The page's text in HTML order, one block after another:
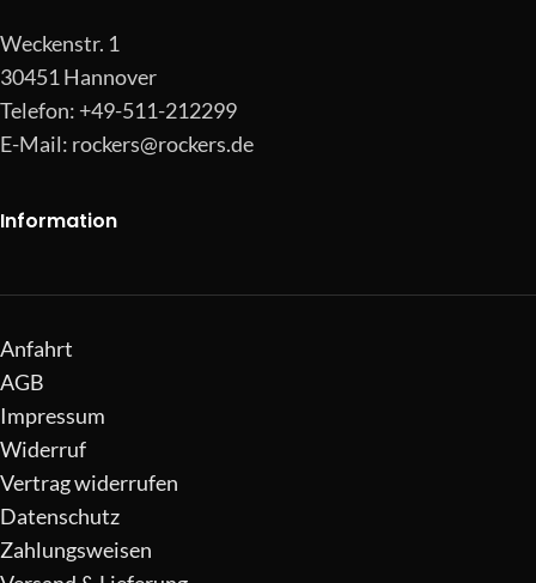
Weckenstr. 1
30451 Hannover
Telefon: +49-511-212299
E-Mail: rockers@rockers.de
Information
Anfahrt
AGB
Impressum
Widerruf
Vertrag widerrufen
Datenschutz
Zahlungsweisen